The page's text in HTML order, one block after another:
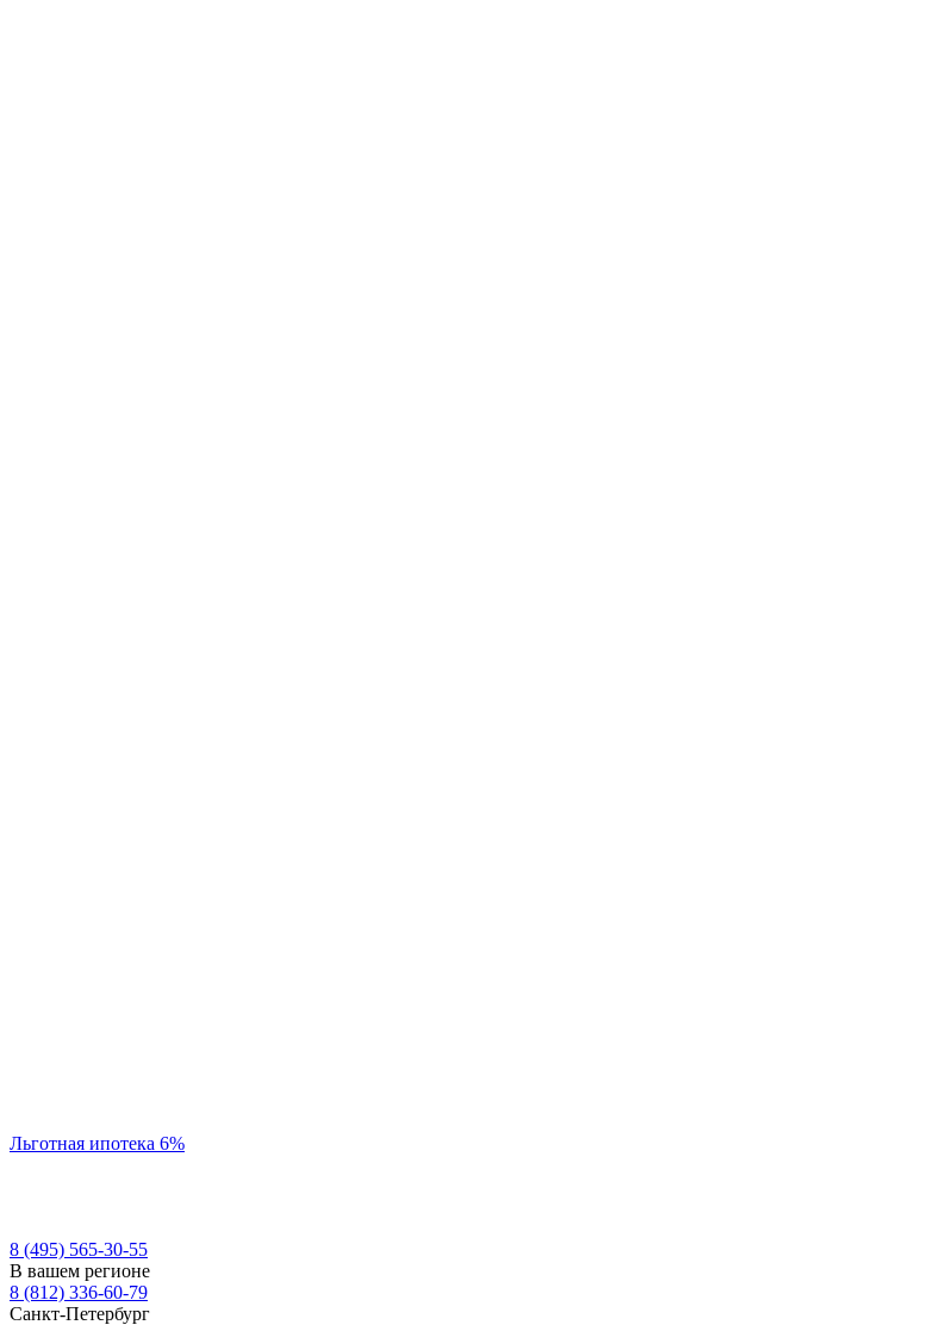
Льготная ипотека 6%
8 (495) 565-30-55
В вашем регионе
8 (812) 336-60-79
Санкт-Петербург